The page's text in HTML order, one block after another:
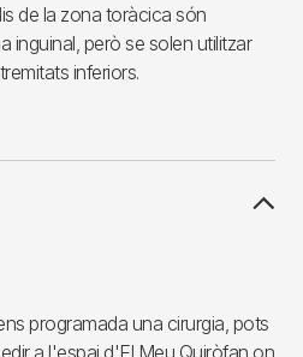
de la zona toràcica són
inguinal, però se solen utilitzar
inferiors.
programada una cirurgia, pots
a l'espai d'El Meu Quiròfan on